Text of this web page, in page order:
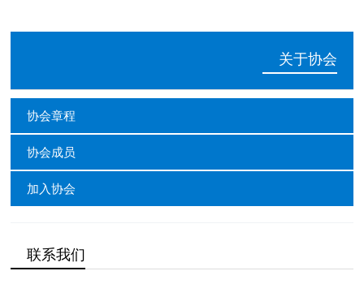
关于协会
协会章程
协会成员
加入协会
联系我们